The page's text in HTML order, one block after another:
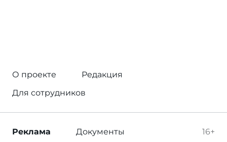
О проекте
Редакция
Для сотрудников
16+
Реклама Документы